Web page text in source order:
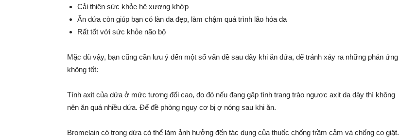
Cải thiện sức khỏe hệ xương khớp
Ăn dứa còn giúp bạn có làn da đẹp, làm chậm quá trình lão hóa da
Rất tốt với sức khỏe não bộ
Mặc dù vậy, bạn cũng cần lưu ý đến một số vấn đề sau đây khi ăn dứa, để tránh xảy ra những phản ứng
không tốt:
Tính axit của dứa ở mức tương đối cao, do đó nếu đang gặp tình trạng trào ngược axit dạ dày thì không
nên ăn quá nhiều dứa. Để đề phòng nguy cơ bị ợ nóng sau khi ăn.
Bromelain có trong dứa có thể làm ảnh hưởng đến tác dụng của thuốc chống trầm cảm và chống co giật.